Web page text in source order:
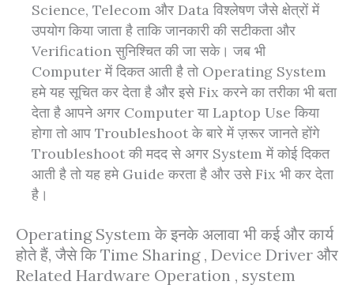
Science, Telecom और Data विश्लेषण जैसे क्षेत्रों में
उपयोग किया जाता है ताकि जानकारी की सटीकता और
Verification सुनिश्चित की जा सके। जब भी
Computer में दिकत आती है तो Operating System
हमे यह सूचित कर देता है और इसे Fix करने का तरीका भी बता
देता है आपने अगर Computer या Laptop Use किया
होगा तो आप Troubleshoot के बारे में ज़रूर जानते होंगे
Troubleshoot की मदद से अगर System में कोई दिकत
आती है तो यह हमे Guide करता है और उसे Fix भी कर देता
है।
Operating System के इनके अलावा भी कई और कार्य
होते हैं, जैसे कि Time Sharing , Device Driver और
Related Hardware Operation , system